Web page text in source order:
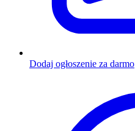
Dodaj ogłoszenie za darmo